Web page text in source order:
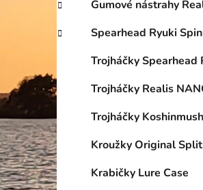
Gumové nástrahy
Spearhead Ryuki
Trojháčky Spearhead
Trojháčky Realis
Trojháčky
Kroužky Original
Krabičky Lure Case